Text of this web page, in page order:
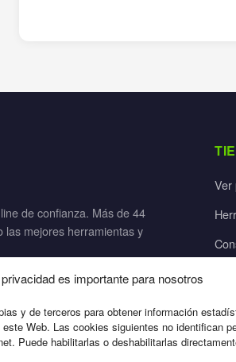
es importante para nosotros
y de terceros para obtener información
Web. Las cookies siguientes no identifican
Puede habilitarlas o deshabilitarlas
de confianza. Más de 44
las mejores herramientas y
Ver